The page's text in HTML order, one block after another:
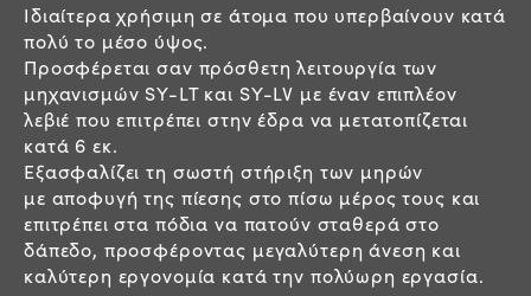
Ιδιαίτερα χρήσιμη σε άτομα που υπερβαίνουν κατά
πολύ το μέσο ύψος.
Προσφέρεται σαν πρόσθετη λειτουργία των
μηχανισμών SY-LT και SY-LV με έναν επιπλέον
λεβιέ που επιτρέπει στην έδρα να μετατοπίζεται
κατά 6 εκ.
Εξασφαλίζει τη σωστή στήριξη των μηρών
με αποφυγή της πίεσης στο πίσω μέρος τους και
επιτρέπει στα πόδια να πατούν σταθερά στο
δάπεδο, προσφέροντας μεγαλύτερη άνεση και
καλύτερη εργονομία κατά την πολύωρη εργασία.